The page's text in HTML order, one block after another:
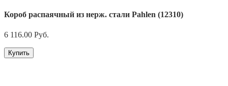
Короб распаячный из нерж. стали Pahlen (12310)
6 116.00 Руб.
Купить